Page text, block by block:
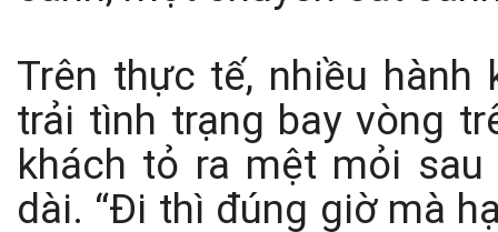
Trên thực tế, nhiều
trải tình trạng bay vòng
khách tỏ ra mệt mỏi
dài. “Đi thì đúng giờ mà